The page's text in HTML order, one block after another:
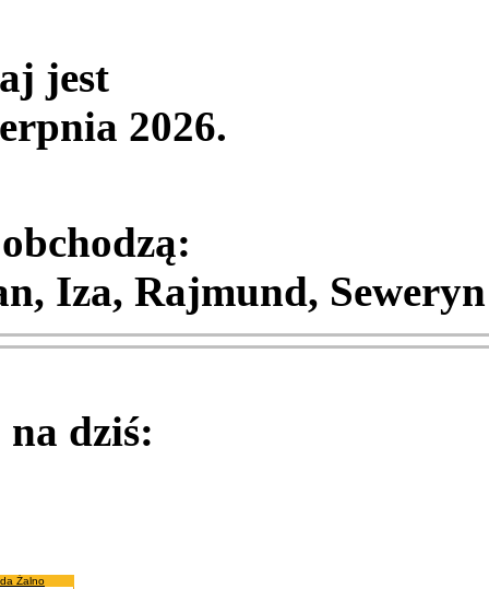
jest
2026.
Iza, Rajmund, Seweryn
na dziś:
Żalno